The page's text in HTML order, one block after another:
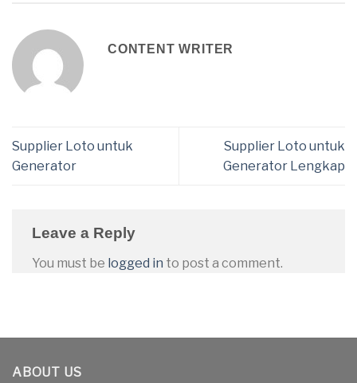
CONTENT WRITER
Supplier Loto untuk
Generator
Supplier Loto untuk
Generator Lengkap
Leave a Reply
You must be logged in to post a comment.
ABOUT US